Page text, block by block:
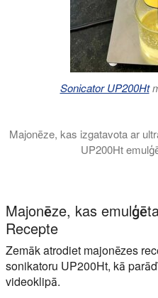
Sonicator UP200Ht
Majonēze, kas izgatavota ar
UP200Ht
Majonēze, kas
Recepte
Zemāk atrodiet majonēzes
sonikatoru UP200Ht, kā
videoklipā.